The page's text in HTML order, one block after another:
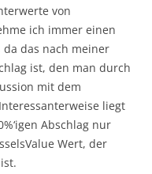
von
ich immer einen
da das nach meiner
ist, den man durch
mit dem
liegt
Abschlag nur
Wert, der